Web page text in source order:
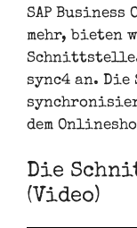
SAP Business
mehr,
Schnittstelle.
sync4 an.
dem
Die
(Video)